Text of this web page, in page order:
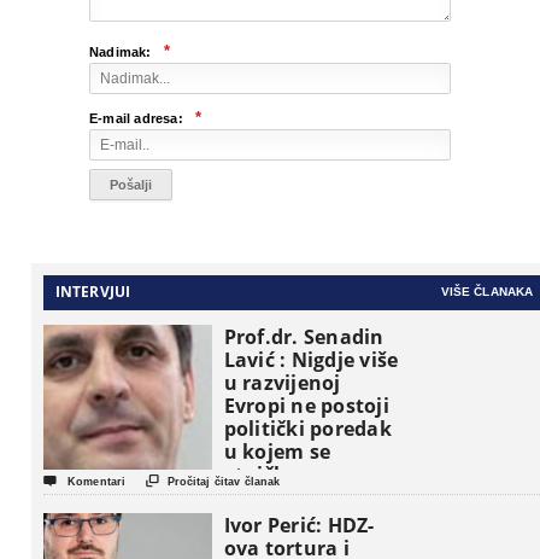
Nadimak: *
E-mail adresa: *
INTERVJUI VIŠE ČLANAKA
Prof.dr. Senadin
Lavić : Nigdje više
u razvijenoj
Evropi ne postoji
politički poredak
u kojem se
etničke grupe
pojavljuju kao
osnovne
političke jedinice
 Komentari  Pročitaj čitav članak
Ivor Perić: HDZ-
ova tortura i